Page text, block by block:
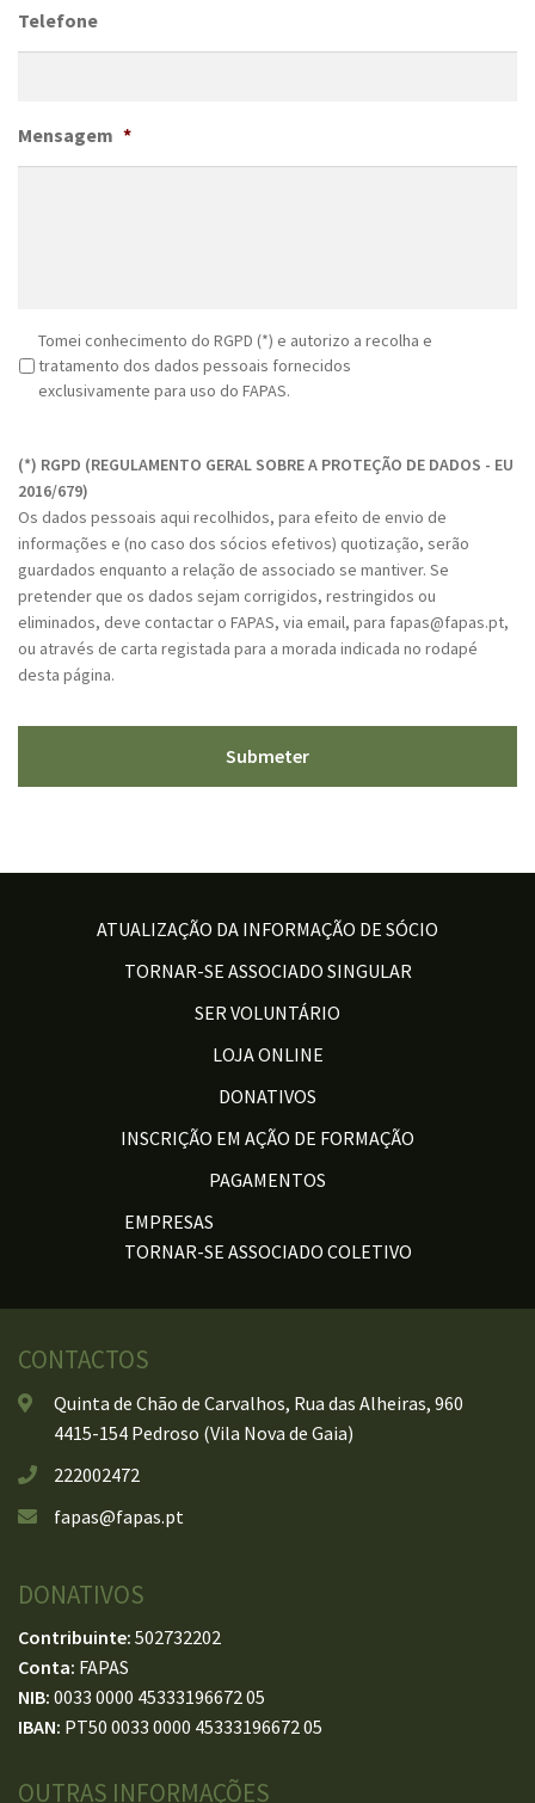
Telefone
Mensagem *
G
Tomei conhecimento do RGPD (*) e autorizo a recolha e
tratamento dos dados pessoais fornecidos
exclusivamente para uso do FAPAS.
A
P
C
H
A
(*) RGPD (REGULAMENTO GERAL SOBRE A PROTEÇÃO DE DADOS - EU
2016/679)
Os dados pessoais aqui recolhidos, para efeito de envio de
informações e (no caso dos sócios efetivos) quotização, serão
guardados enquanto a relação de associado se mantiver. Se
pretender que os dados sejam corrigidos, restringidos ou
eliminados, deve contactar o FAPAS, via email, para fapas@fapas.pt,
ou através de carta registada para a morada indicada no rodapé
desta página.
ATUALIZAÇÃO DA INFORMAÇÃO DE SÓCIO
TORNAR-SE ASSOCIADO SINGULAR
SER VOLUNTÁRIO
LOJA ONLINE
DONATIVOS
INSCRIÇÃO EM AÇÃO DE FORMAÇÃO
PAGAMENTOS
EMPRESAS
TORNAR-SE ASSOCIADO COLETIVO
CONTACTOS
Quinta de Chão de Carvalhos, Rua das Alheiras, 960
4415-154 Pedroso (Vila Nova de Gaia)
222002472
fapas@fapas.pt
DONATIVOS
Contribuinte: 502732202
Conta: FAPAS
NIB: 0033 0000 45333196672 05
IBAN: PT50 0033 0000 45333196672 05
OUTRAS INFORMAÇÕES